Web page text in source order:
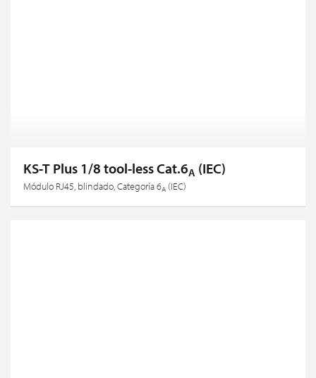
KS-T Plus 1/8 tool-less Cat.6A (IEC)
Módulo RJ45, blindado, Categoría 6A (IEC)